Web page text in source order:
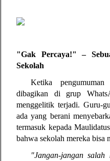
"Gak Percaya!" –
Sekolah
Ketika
dibagikan di grup
menggelitik terjadi. Guru-
ada yang berani
termasuk kepada
bahwa sekolah mereka bisa
"Jangan-jangan